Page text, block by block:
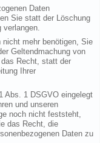
Daten
Sie statt der Löschung
verlangen.
nicht mehr benötigen, Sie
Geltendmachung von
Recht, statt der
Ihrer
Abs. 1 DSGVO eingelegt
und unseren
noch nicht feststeht,
das Recht, die
Daten zu